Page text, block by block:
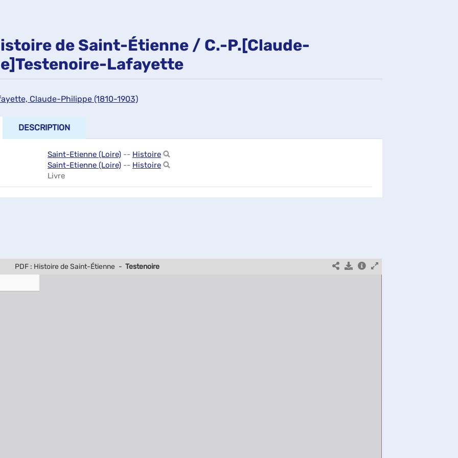
de Saint-Étienne / C.-P.[Claude-
Lafayette
Claude-Philippe (1810-1903)
DESCRIPTION
Saint-Etienne (Loire) -- Histoire
Saint-Etienne (Loire) -- Histoire
Livre
PDF : Histoire de Saint-Étienne - Testenoire